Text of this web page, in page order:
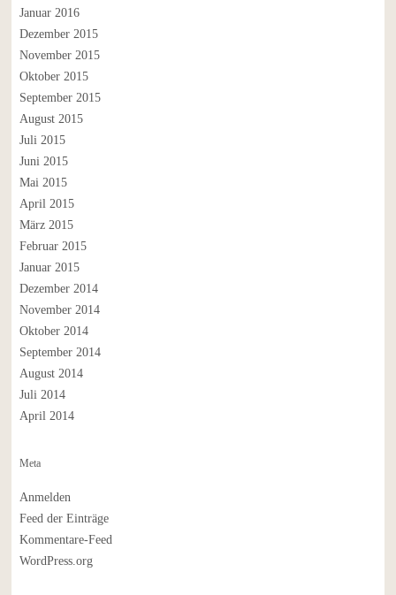
Januar 2016
Dezember 2015
November 2015
Oktober 2015
September 2015
August 2015
Juli 2015
Juni 2015
Mai 2015
April 2015
März 2015
Februar 2015
Januar 2015
Dezember 2014
November 2014
Oktober 2014
September 2014
August 2014
Juli 2014
April 2014
Meta
Anmelden
Feed der Einträge
Kommentare-Feed
WordPress.org